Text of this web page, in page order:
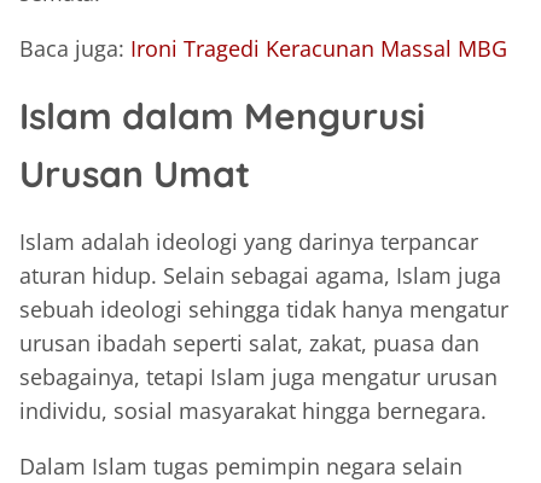
Baca juga: Ironi Tragedi Keracunan Massal MBG
Islam dalam Mengurusi
Urusan Umat
Islam adalah ideologi yang darinya terpancar
aturan hidup. Selain sebagai agama, Islam juga
sebuah ideologi sehingga tidak hanya mengatur
urusan ibadah seperti salat, zakat, puasa dan
sebagainya, tetapi Islam juga mengatur urusan
individu, sosial masyarakat hingga bernegara.
Dalam Islam tugas pemimpin negara selain